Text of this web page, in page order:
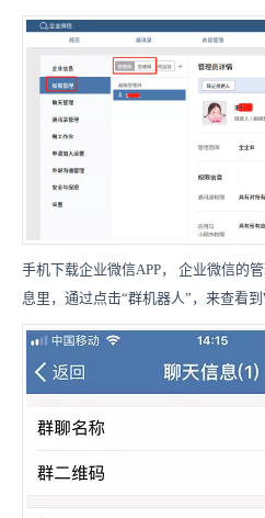
手机下载企业微信APP， 企业微信的
息里，通过点击“群机器人”，来查看到